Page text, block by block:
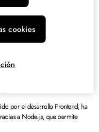
Backend
lenguajesque permiten
por el desarrollo Frontend, ha
a Node.js, que permite
cookies